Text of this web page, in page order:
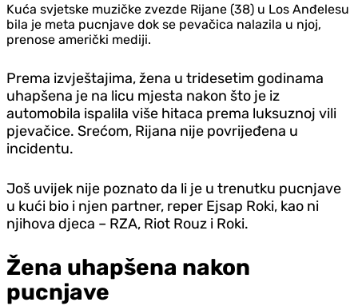
Kuća svjetske muzičke zvezde Rijane (38) u Los Anđelesu
bila je meta pucnjave dok se pevačica nalazila u njoj,
prenose američki mediji.
Prema izvještajima, žena u tridesetim godinama
uhapšena je na licu mjesta nakon što je iz
automobila ispalila više hitaca prema luksuznoj vili
pjevačice. Srećom, Rijana nije povrijeđena u
incidentu.
Još uvijek nije poznato da li je u trenutku pucnjave
u kući bio i njen partner, reper Ejsap Roki, kao ni
njihova djeca – RZA, Riot Rouz i Roki.
Žena uhapšena nakon
pucnjave